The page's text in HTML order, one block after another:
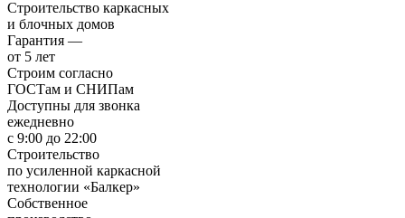
Строительство каркасных
и блочных домов
Гарантия —
от 5 лет
Строим согласно
ГОСТам и СНИПам
Доступны для звонка
ежедневно
с 9:00 до 22:00
Строительство
по усиленной каркасной
технологии «Балкер»
Собственное